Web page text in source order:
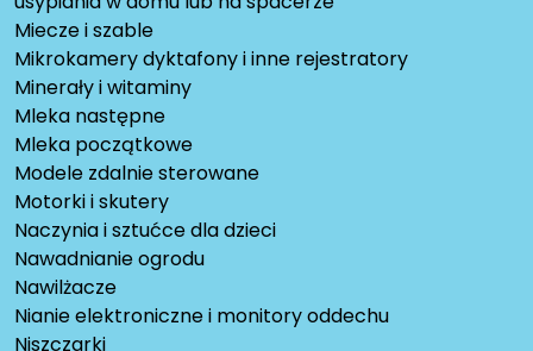
Miecze i szable
Mikrokamery dyktafony i inne rejestratory
Minerały i witaminy
Mleka następne
Mleka początkowe
Modele zdalnie sterowane
Motorki i skutery
Naczynia i sztućce dla dzieci
Nawadnianie ogrodu
Nawilżacze
Nianie elektroniczne i monitory oddechu
Niszczarki